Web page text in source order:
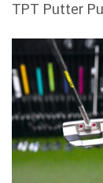
TPT Putter